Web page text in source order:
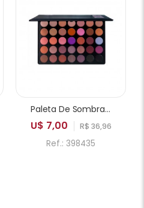
Paleta De Sombras ICANDY Sweetie Cake 35A 35 Cores
U$ 7,00 R$ 36,96
Ref.: 398435